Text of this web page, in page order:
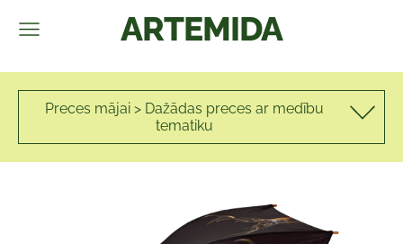
ARTEMIDA
Preces mājai > Dažādas preces ar medību
tematiku